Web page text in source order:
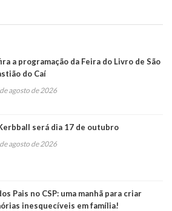
a programação da Feira do Livro de São
do Caí
agosto de 2026
será dia 17 de outubro
agosto de 2026
Pais no CSP: uma manhã para criar
inesquecíveis em família!